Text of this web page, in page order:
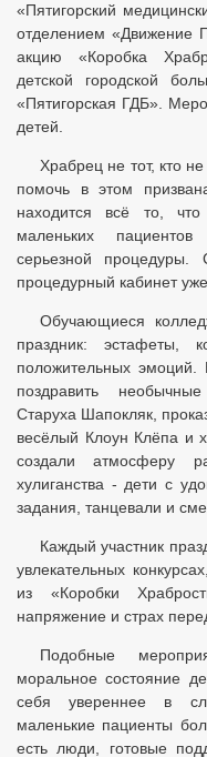
«Пятигорский
отделением «Движение
акцию «Коробка
детской городской
«Пятигорская ГДБ».
детей.
Храбрец не тот, кто
помочь в этом
находится всё то,
маленьких
серьезной
процедурный кабинет
Обучающиеся
праздник: эстафеты,
положительных
поздравить
Старуха Шапокляк,
весёлый Клоун Клёпа и
создали атмосферу
хулиганства - дети с
задания, танцевали и
Каждый участник
увлекательных
из «Коробки
напряжение и страх
Подобные
моральное состояние
себя увереннее в
маленькие пациенты
есть люди, готовые